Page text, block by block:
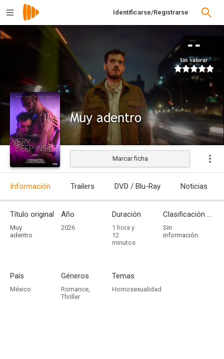
Identificarse/Registrarse
--
Sin valorar
Muy adentro
Estrenada
Marcar ficha
Información Trailers DVD / Blu-Ray Noticias
Título original
Muy
adentro
Año
2026
Duración
1 hora y
12
minutos
Clasificación por edades
Sin
información
País
México
Géneros
Romance,
Thriller
Temas
Homosexualidad